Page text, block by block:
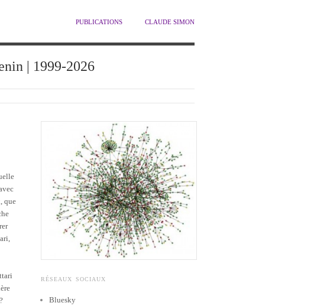
PUBLICATIONS CLAUDE SIMON
| 1999-2026
que
RÉSEAUX SOCIAUX
Bluesky